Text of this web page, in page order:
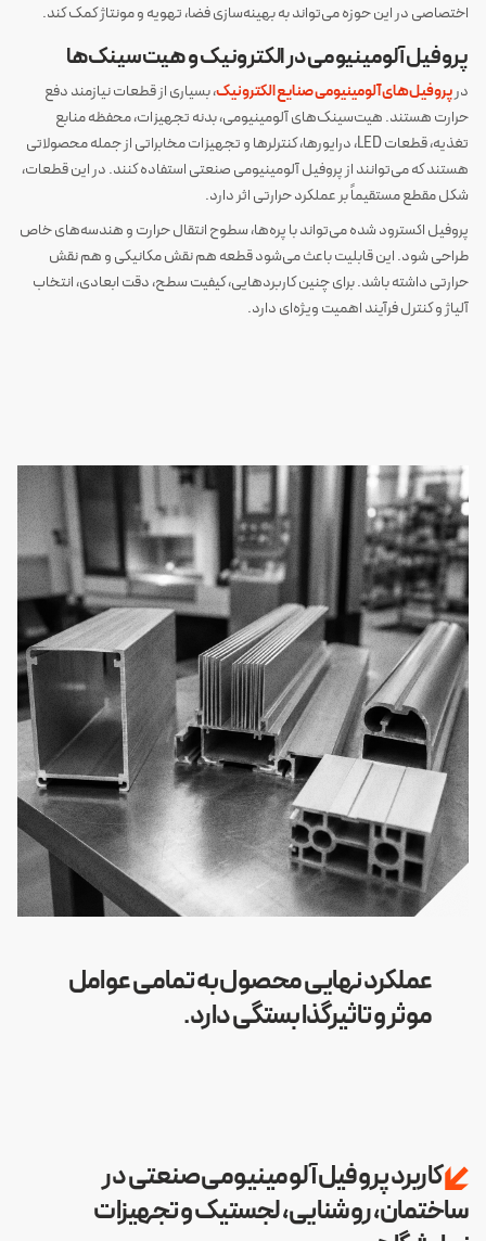
اختصاصی در این حوزه می‌تواند به بهینه‌سازی فضا، تهویه و مونتاژ کمک کند.
پروفیل آلومینیومی در الکترونیک و هیت‌سینک‌ها
درپروفیل‌های آلومینیومی صنایع الکترونیک، بسیاری از قطعات نیازمند دفع
حرارت هستند. هیت‌سینک‌های آلومینیومی، بدنه تجهیزات، محفظه منابع
تغذیه، قطعات LED، درایورها، کنترلرها و تجهیزات مخابراتی از جمله محصولاتی
هستند که می‌توانند از پروفیل آلومینیومی صنعتی استفاده کنند. در این قطعات،
شکل مقطع مستقیماً بر عملکرد حرارتی اثر دارد.
پروفیل اکسترود شده می‌تواند با پره‌ها، سطوح انتقال حرارت و هندسه‌های خاص
طراحی شود. این قابلیت باعث می‌شود قطعه هم نقش مکانیکی و هم نقش
حرارتی داشته باشد. برای چنین کاربردهایی، کیفیت سطح، دقت ابعادی، انتخاب
آلیاژ و کنترل فرآیند اهمیت ویژه‌ای دارد.
عملکرد نهایی محصول به تمامی عوامل
موثر و تاثیرگذا بستگی دارد.
کاربرد پروفیل آلومینیومی صنعتی در
ساختمان، روشنایی، لجستیک و تجهیزات